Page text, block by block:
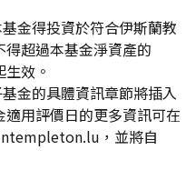
金得投資於符合伊斯蘭教
超過本基金淨資產的
效。
金的具體資訊章節將插入
用評價日的更多資訊可在
，並將自